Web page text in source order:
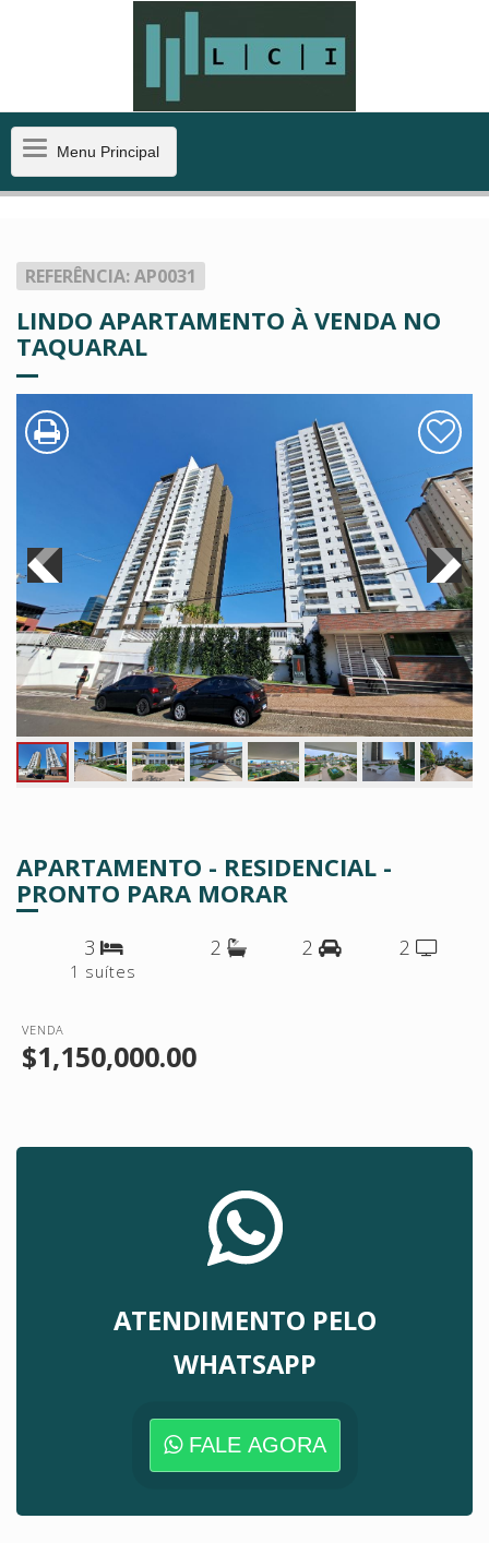
MenuMenu Principal
REFERÊNCIA: AP0031
LINDO APARTAMENTO À VENDA NO
TAQUARAL
APARTAMENTO - RESIDENCIAL -
PRONTO PARA MORAR
3
1 suítes
2 2 2
VENDA
$1,150,000.00
ATENDIMENTO PELO
WHATSAPP
FALE AGORA